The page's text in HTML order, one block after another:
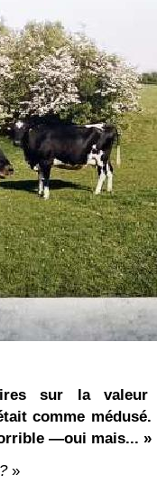
sur la
comme
—oui mais... »
»